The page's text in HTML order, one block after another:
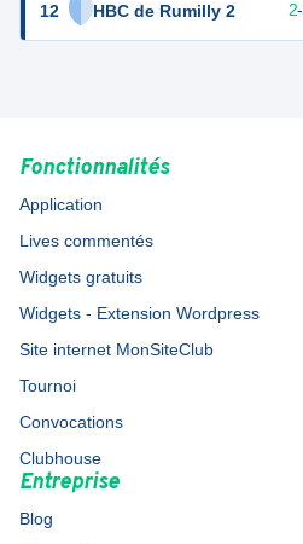
12 HBC de Rumilly 2
26 2-
Fonctionnalités
Application
Lives commentés
Widgets gratuits
Widgets - Extension Wordpress
Site internet MonSiteClub
Tournoi
Convocations
Clubhouse
Entreprise
Blog